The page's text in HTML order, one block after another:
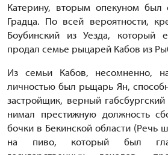
Катерину, вторым опекуном
Градца. По всей вероятности,
Боубинский из Уезда, который
продал семье рыцарей Кабов из
Из семьи Кабов, несомненно,
личностью был рьщарь Ян,
застройщик, верный
нимал престижную должность
бочки в Бекинской области (Речь
на пиво, который был